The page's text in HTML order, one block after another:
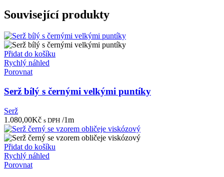
Související produkty
Přidat do košíku
Rychlý náhled
Porovnat
Serž bílý s černými velkými puntíky
Serž
1.080,00Kč s DPH /1m
Přidat do košíku
Rychlý náhled
Porovnat